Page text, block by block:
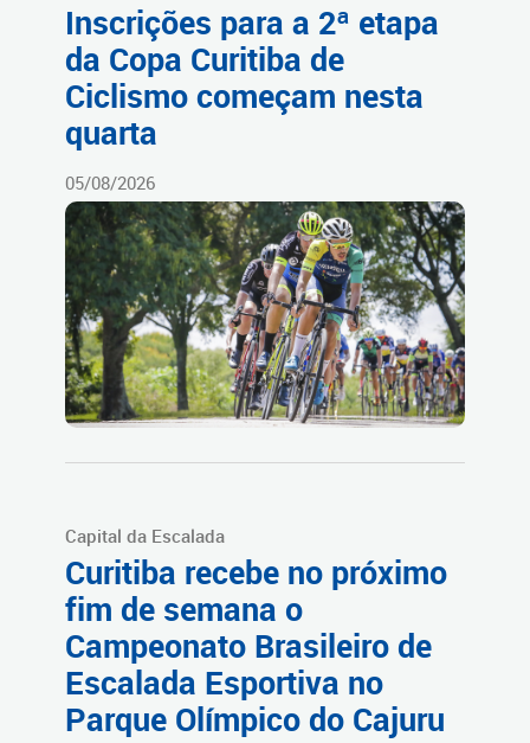
Inscrições para a 2ª etapa
da Copa Curitiba de
Ciclismo começam nesta
quarta
05/08/2026
Capital da Escalada
Curitiba recebe no próximo
fim de semana o
Campeonato Brasileiro de
Escalada Esportiva no
Parque Olímpico do Cajuru